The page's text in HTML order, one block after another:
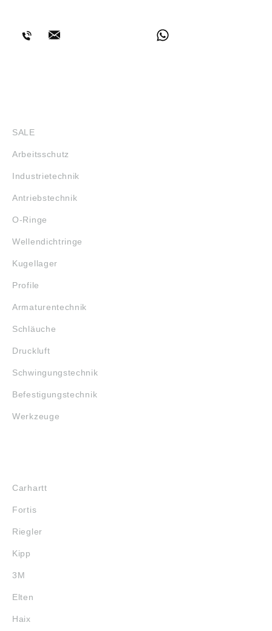
SALE
Arbeitsschutz
Industrietechnik
Antriebstechnik
O-Ringe
Wellendichtringe
Kugellager
Profile
Armaturentechnik
Schläuche
Druckluft
Schwingungstechnik
Befestigungstechnik
Werkzeuge
Carhartt
Fortis
Riegler
Kipp
3M
Elten
Haix